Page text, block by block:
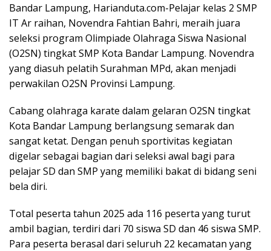
Bandar Lampung, Harianduta.com-Pelajar kelas 2 SMP
IT Ar raihan, Novendra Fahtian Bahri, meraih juara
seleksi program Olimpiade Olahraga Siswa Nasional
(O2SN) tingkat SMP Kota Bandar Lampung. Novendra
yang diasuh pelatih Surahman MPd, akan menjadi
perwakilan O2SN Provinsi Lampung.
Cabang olahraga karate dalam gelaran O2SN tingkat
Kota Bandar Lampung berlangsung semarak dan
sangat ketat. Dengan penuh sportivitas kegiatan
digelar sebagai bagian dari seleksi awal bagi para
pelajar SD dan SMP yang memiliki bakat di bidang seni
bela diri.
Total peserta tahun 2025 ada 116 peserta yang turut
ambil bagian, terdiri dari 70 siswa SD dan 46 siswa SMP.
Para peserta berasal dari seluruh 22 kecamatan yang